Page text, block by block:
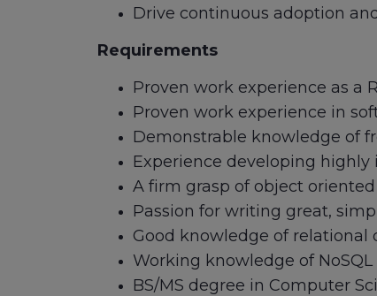
Drive continuous adoption
Requirements
Proven work experience as a
Proven work experience in
Demonstrable knowledge of
Experience developing
A firm grasp of object
Passion for writing great,
Good knowledge of relational
Working knowledge of NoSQL
BS/MS degree in Computer